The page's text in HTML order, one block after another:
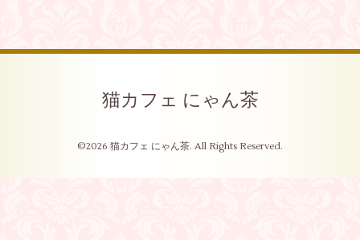
猫カフェ にゃん茶
©2026 猫カフェ にゃん茶. All Rights Reserved.